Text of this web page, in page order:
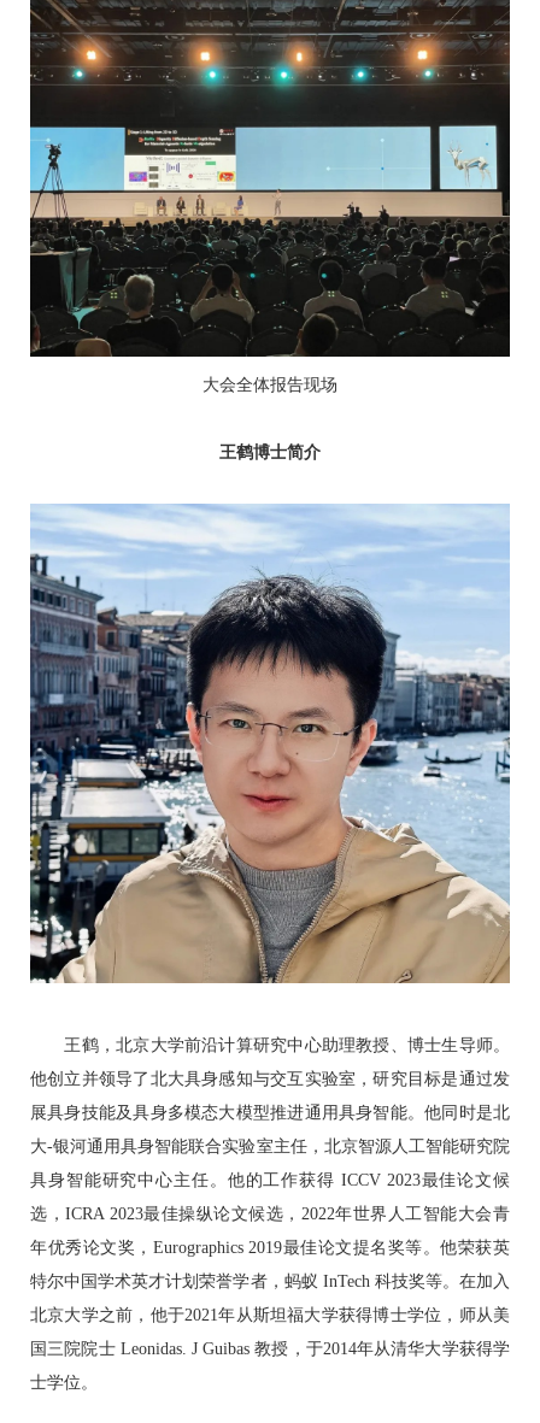
大会全体报告现场
王鹤博士简介
王鹤，北京大学前沿计算研究中心助理教授、博士生导师。
他创立并领导了北大具身感知与交互实验室，研究目标是通过发
展具身技能及具身多模态大模型推进通用具身智能。他同时是北
大-银河通用具身智能联合实验室主任，北京智源人工智能研究院
具身智能研究中心主任。他的工作获得 ICCV 2023最佳论文候
选，ICRA 2023最佳操纵论文候选，2022年世界人工智能大会青
年优秀论文奖，Eurographics 2019最佳论文提名奖等。他荣获英
特尔中国学术英才计划荣誉学者，蚂蚁 InTech 科技奖等。在加入
北京大学之前，他于2021年从斯坦福大学获得博士学位，师从美
国三院院士 Leonidas. J Guibas 教授，于2014年从清华大学获得学
士学位。